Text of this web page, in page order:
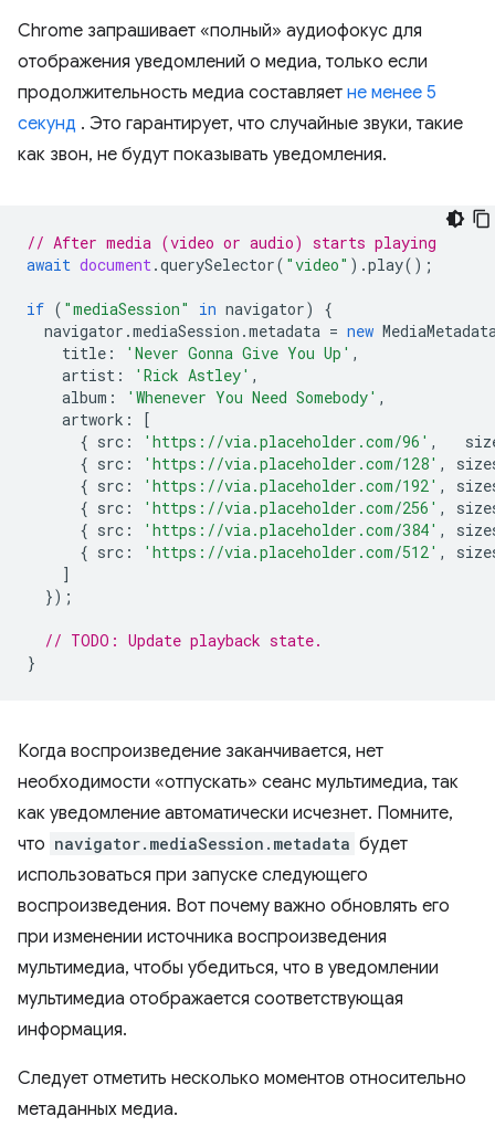
Chrome запрашивает «полный» аудиофокус для
отображения уведомлений о медиа, только если
продолжительность медиа составляет не менее 5
секунд . Это гарантирует, что случайные звуки, такие
как звон, не будут показывать уведомления.
// After media (video or audio) starts playing
await document.querySelector( "video" ).play();
if ( "mediaSession" in navigator)
{
navigator .mediaSession .metadata = new
title : 'Never Gonna Give You Up' ,
artist : 'Rick Astley' ,
album : 'Whenever You Need Somebody' ,
artwork :
[
{ src : 'https://via.placeholder.com/96' ,
{ src : 'https://via.placeholder.com/128' ,
{ src : 'https://via.placeholder.com/192' ,
{ src : 'https://via.placeholder.com/256' ,
{ src : 'https://via.placeholder.com/384' ,
{ src : 'https://via.placeholder.com/512' ,
]
});
// TODO: Update playback state.
}
Когда воспроизведение заканчивается, нет
необходимости «отпускать» сеанс мультимедиа, так
как уведомление автоматически исчезнет. Помните,
что navigator.mediaSession.metadata будет
использоваться при запуске следующего
воспроизведения. Вот почему важно обновлять его
при изменении источника воспроизведения
мультимедиа, чтобы убедиться, что в уведомлении
мультимедиа отображается соответствующая
информация.
Следует отметить несколько моментов относительно
метаданных медиа.